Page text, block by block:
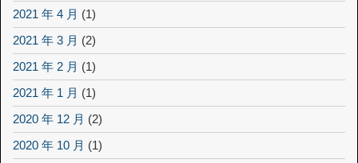
2021 年 4 月 (1)
2021 年 3 月 (2)
2021 年 2 月 (1)
2021 年 1 月 (1)
2020 年 12 月 (2)
2020 年 10 月 (1)